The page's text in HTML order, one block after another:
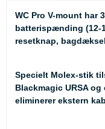
WC Pro V-mount har
batterispænding (12-
resetknap,
Specielt Molex-stik
Blackmagic URSA
eliminerer ekstern